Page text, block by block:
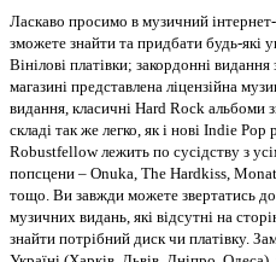
Ласкаво просимо в музичний
зможете знайти та придбати будь-які
Вінілові платівки; закордонні
магазині представлена ліцензійна
видання, класичні Hard Rock альбоми
складі так же легко, як і нові Indie
Robustfellow лежить по сусідству з
попсцени – Onuka, The Hardkiss,
тощо. Ви завжди можете звертатись
музичних видань, які відсутні на
знайти потрібний диск чи платівку.